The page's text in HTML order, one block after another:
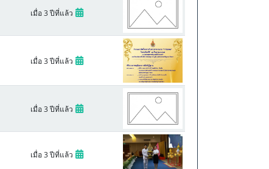
เมื่อ 3 ปีที่แล้ว
เมื่อ 3 ปีที่แล้ว
เมื่อ 3 ปีที่แล้ว
เมื่อ 3 ปีที่แล้ว